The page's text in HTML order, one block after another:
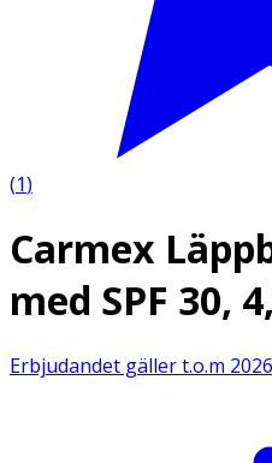
(1)
Carmex
med SPF 30,
Erbjudandet gäller t.o.m